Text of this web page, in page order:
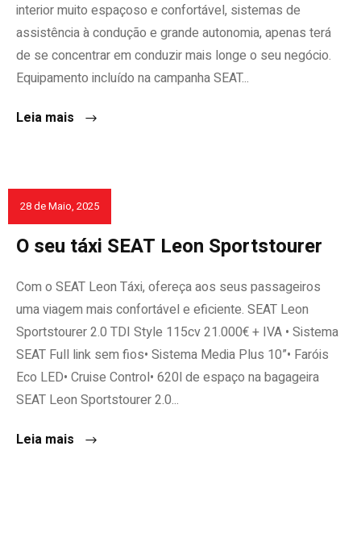
interior muito espaçoso e confortável, sistemas de
assistência à condução e grande autonomia, apenas terá
de se concentrar em conduzir mais longe o seu negócio.
Equipamento incluído na campanha SEAT...
Leia mais
28 de Maio, 2025
O seu táxi SEAT Leon Sportstourer
Com o SEAT Leon Táxi, ofereça aos seus passageiros
uma viagem mais confortável e eficiente. SEAT Leon
Sportstourer 2.0 TDI Style 115cv 21.000€ + IVA • Sistema
SEAT Full link sem fios• Sistema Media Plus 10”• Faróis
Eco LED• Cruise Control• 620l de espaço na bagageira
SEAT Leon Sportstourer 2.0...
Leia mais